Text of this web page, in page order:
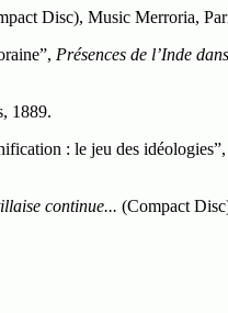
Disc), Music Merroria,
Présences de l’Inde
1889.
: le jeu des
continue... (Compact